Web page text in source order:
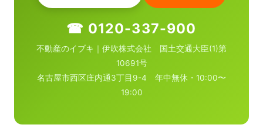
☎ 0120-337-900
不動産のイブキ｜伊吹株式会社 国土交通大臣(1)第
10691号
名古屋市西区庄内通3丁目9-4 年中無休・10:00〜
19:00